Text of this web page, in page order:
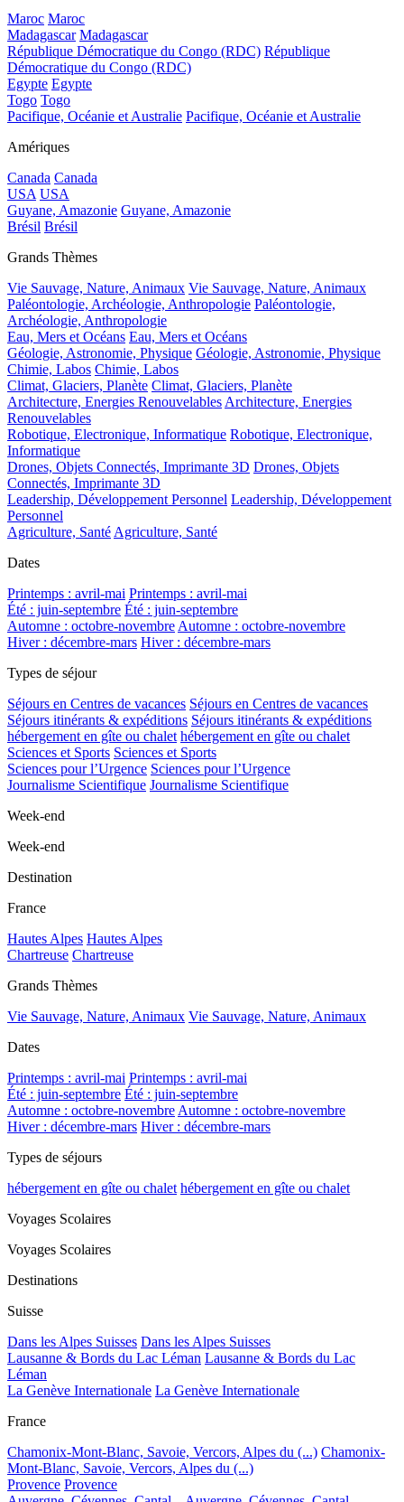
Maroc Maroc
Madagascar Madagascar
République Démocratique du Congo (RDC) République
Démocratique du Congo (RDC)
Egypte Egypte
Togo Togo
Pacifique, Océanie et Australie Pacifique, Océanie et Australie
Amériques
Canada Canada
USA USA
Guyane, Amazonie Guyane, Amazonie
Brésil Brésil
Grands Thèmes
Vie Sauvage, Nature, Animaux Vie Sauvage, Nature, Animaux
Paléontologie, Archéologie, Anthropologie Paléontologie,
Archéologie, Anthropologie
Eau, Mers et Océans Eau, Mers et Océans
Géologie, Astronomie, Physique Géologie, Astronomie, Physique
Chimie, Labos Chimie, Labos
Climat, Glaciers, Planète Climat, Glaciers, Planète
Architecture, Energies RenouvelablesArchitecture, Energies
Renouvelables
Robotique, Electronique, Informatique Robotique, Electronique,
Informatique
Drones, Objets Connectés, Imprimante 3D Drones, Objets
Connectés, Imprimante 3D
Leadership, Développement Personnel Leadership, Développement
Personnel
Agriculture, SantéAgriculture, Santé
Dates
Printemps : avril-mai Printemps : avril-mai
Été : juin-septembre Été : juin-septembre
Automne : octobre-novembreAutomne : octobre-novembre
Hiver : décembre-mars Hiver : décembre-mars
Types de séjour
Séjours en Centres de vacances Séjours en Centres de vacances
Séjours itinérants & expéditions Séjours itinérants & expéditions
hébergement en gîte ou chalet hébergement en gîte ou chalet
Sciences et Sports Sciences et Sports
Sciences pour l’Urgence Sciences pour l’Urgence
Journalisme Scientifique Journalisme Scientifique
Week-end
Week-end
Destination
France
Hautes Alpes Hautes Alpes
Chartreuse Chartreuse
Grands Thèmes
Vie Sauvage, Nature, Animaux Vie Sauvage, Nature, Animaux
Dates
Printemps : avril-mai Printemps : avril-mai
Été : juin-septembre Été : juin-septembre
Automne : octobre-novembreAutomne : octobre-novembre
Hiver : décembre-mars Hiver : décembre-mars
Types de séjours
hébergement en gîte ou chalet hébergement en gîte ou chalet
Voyages Scolaires
Voyages Scolaires
Destinations
Suisse
Dans les Alpes Suisses Dans les Alpes Suisses
Lausanne & Bords du Lac Léman Lausanne & Bords du Lac
Léman
La Genève Internationale La Genève Internationale
France
Chamonix-Mont-Blanc, Savoie, Vercors, Alpes du (...) Chamonix-
Mont-Blanc, Savoie, Vercors, Alpes du (...)
Provence Provence